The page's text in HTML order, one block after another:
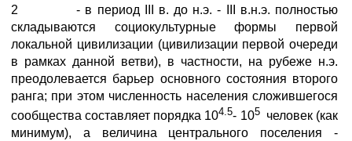
2 - в период III в. до н.э. - III в.н.э. полностью
складываются социокультурные формы первой
локальной цивилизации (цивилизации первой очереди
в рамках данной ветви), в частности, на рубеже н.э.
преодолевается барьер основного состояния второго
ранга; при этом численность населения сложившегося
сообщества составляет порядка 104.5- 105 человек (как
минимум), а величина центрального поселения -